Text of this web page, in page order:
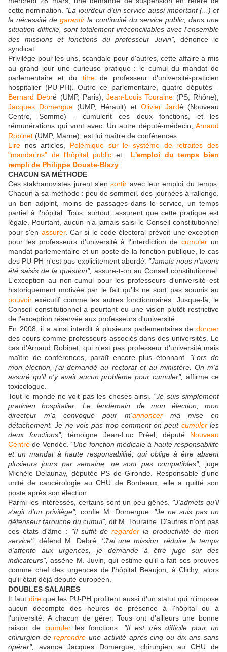
cette nomination. "La lourdeur d'un service aussi important (...) et
la nécessité degarantir la continuité du service public, dans une
situation difficile, sont totalement irréconciliables avec l'ensemble
des missions et fonctions du professeur Juvin",
dénonce le
syndicat.
Privilège pour les uns, scandale pour d'autres, cette affaire a mis
au grand jour une curieuse pratique : le cumul du mandat de
parlementaire et du titrede professeur d'université-praticien
hospitalier (PU-PH). Outre ce parlementaire, quatre députés -
Bernard Debré (UMP, Paris),Jean-Louis Touraine (PS, Rhône),
Jacques Domergue (UMP, Hérault) et Olivier Jardé (Nouveau
Centre, Somme) - cumulent ces deux fonctions, et les
rémunérations qui vont avec. Un autre député-médecin, Arnaud
Robinet (UMP, Marne), est lui maître de conférences.
Lire nos articles, Polémique sur le système de retraites des
"mandarins" de l'hôpital public et
L'emploi du temps bien
rempli de Philippe Douste-Blazy
CHACUN SA MÉTHODE
Ces stakhanovistes jurent s'ensortir avec leur emploi du temps.
Chacun a sa méthode : peu de sommeil, des journées à rallonge,
un bon adjoint, moins de passages dans le service, un temps
partiel à l'hôpital. Tous, surtout, assurent que cette pratique est
légale. Pourtant, aucun n'a jamais saisi le Conseil constitutionnel
pour s'en assurer. Car si le code électoral prévoit une exception
pour les professeurs d'université à l'interdiction de cumuler un
mandat parlementaire et un poste de la fonction publique, le cas
des PU-PH n'est pas explicitement abordé. "Jamais nous n'avons
été saisis de la question", assure-t-on au Conseil constitutionnel.
L'exception au non-cumul pour les professeurs d'université est
historiquement motivée par le fait qu'ils ne sont pas soumis au
pouvoir exécutif comme les autres fonctionnaires. Jusque-là, le
Conseil constitutionnel a pourtant eu une vision plutôt restrictive
de l'exception réservée aux professeurs d'université.
En 2008, il a ainsi interdit à plusieurs parlementaires de donner
des cours comme professeurs associés dans des universités. Le
cas d'Arnaud Robinet, qui n'est pas professeur d'université mais
maître de conférences, paraît encore plus étonnant. "Lors de
mon élection, j'ai demandé au rectorat et au ministère. On m'a
assuré qu'il n'y avait aucun problème pour cumuler", affirme ce
toxicologue.
Tout le monde ne voit pas les choses ainsi. "Je suis simplement
praticien hospitalier. Le lendemain de mon élection, mon
directeur m'a convoqué pour m'annoncer ma mise en
détachement. Je ne vois pas trop comment on peut cumulerles
deux fonctions",
témoigne Jean-Luc Préel, député Nouveau
Centre de Vendée. "Une fonction médicale à haute responsabilité
et un mandat à haute responsabilité, qui oblige à être absent
plusieurs jours par semaine, ne sont pas compatibles",
juge
Michèle Delaunay, députée PS de Gironde. Responsable d'une
unité de cancérologie au CHU de Bordeaux, elle a quitté son
poste après son élection.
Parmi les intéressés, certains sont un peu gênés. "J'admets qu'il
s'agit d'un privilège",
confie M. Domergue. "Je ne suis pas un
défenseur farouche du cumul", dit M. Touraine. D'autres n'ont pas
ces états d'âme : "Il suffit deregarder la productivité de mon
service",
défend M. Debré. "J'ai une mission, réduire le temps
d'attente aux urgences, je demande à être jugé sur des
indicateurs", assène M. Juvin, qui estime qu'il a fait ses preuves
comme chef des urgences de l'hôpital Beaujon, à Clichy, alors
qu'il était déjà député européen.
DOUBLES SALAIRES
Il faut direque les PU-PH profitent aussi d'un statut qui n'impose
aucun décompte des heures de présence à l'hôpital ou à
l'université. A chacun de gérer. Tous ont d'ailleurs une bonne
raison de cumulerles fonctions. "Il est très difficile pour un
chirurgien dereprendre une activité après cinq ou dix ans sans
opérer",
avance Jacques Domergue, chirurgien au CHU de